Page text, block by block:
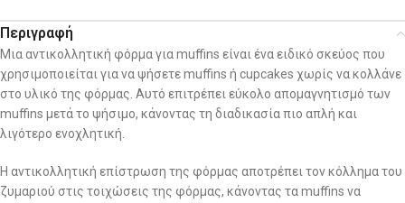
Περιγραφή
Μια αντικολλητική φόρμα για muffins είναι ένα ειδικό σκεύος που
χρησιμοποιείται για να ψήσετε muffins ή cupcakes χωρίς να κολλάνε
στο υλικό της φόρμας. Αυτό επιτρέπει εύκολο απομαγνητισμό των
muffins μετά το ψήσιμο, κάνοντας τη διαδικασία πιο απλή και
λιγότερο ενοχλητική.
Η αντικολλητική επίστρωση της φόρμας αποτρέπει τον κόλλημα του
ζυμαριού στις τοιχώσεις της φόρμας, κάνοντας τα muffins να